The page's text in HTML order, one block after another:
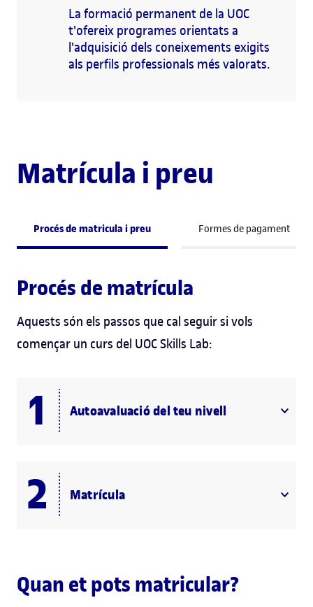
La formació permanent de la UOC
t'ofereix programes orientats a
l'adquisició dels coneixements exigits
als perfils professionals més valorats.
Matrícula i preu
Procés de matricula i preu Formes de pagament
Procés de matrícula
Aquests són els passos que cal seguir si vols
començar un curs del UOC Skills Lab:
Autoavaluació del teu nivell
Matrícula
Quan et pots matricular?